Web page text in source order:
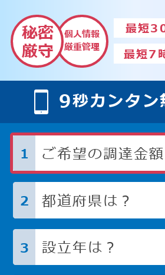
秘密
厳守
個人情報
厳重管理
最短
最短7
9秒カンタ
1 ご希望の調達金
2 都道府県は？
3 設立年は？